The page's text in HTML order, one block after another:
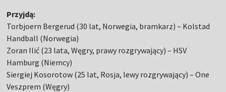
Przyjdą:
Torbjoern Bergerud (30 lat, Norwegia, bramkarz) – Kolstad
Handball (Norwegia)
Zoran Ilić (23 lata, Węgry, prawy rozgrywający) – HSV
Hamburg (Niemcy)
Siergiej Kosorotow (25 lat, Rosja, lewy rozgrywający) – One
Veszprem (Węgry)